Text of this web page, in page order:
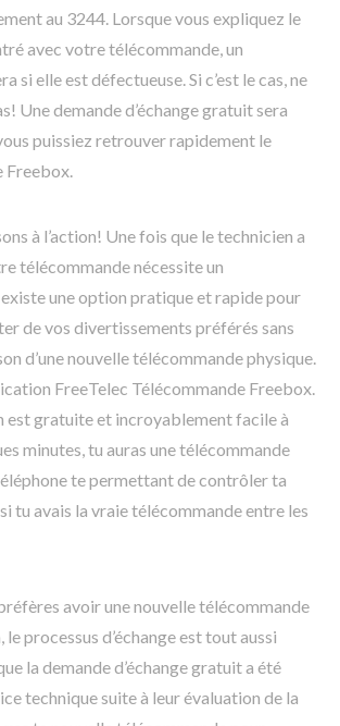
au 3244. Lorsque vous expliquez le
avec votre télécommande, un
si elle est défectueuse. Si c’est le cas, ne
Une demande d’échange gratuit sera
puissiez retrouver rapidement le
Freebox.
à l’action! Une fois que le technicien a
télécommande nécessite un
une option pratique et rapide pour
de vos divertissements préférés sans
d’une nouvelle télécommande physique.
FreeTelec Télécommande Freebox.
est gratuite et incroyablement facile à
minutes, tu auras une télécommande
te permettant de contrôler ta
tu avais la vraie télécommande entre les
avoir une nouvelle télécommande
le processus d’échange est tout aussi
la demande d’échange gratuit a été
technique suite à leur évaluation de la